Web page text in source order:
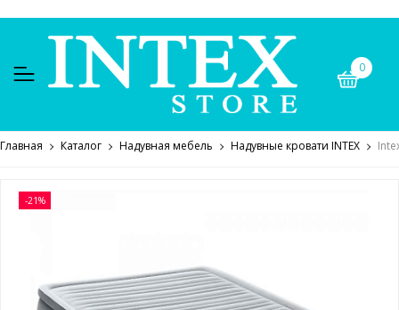
0
Главная Каталог Надувная мебель Надувные кровати INTEX
-21%